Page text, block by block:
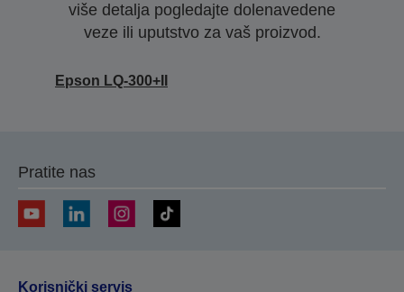
više detalja pogledajte dolenavedene
veze ili uputstvo za vaš proizvod.
Epson LQ-300+II
Pratite nas
Korisnički servis